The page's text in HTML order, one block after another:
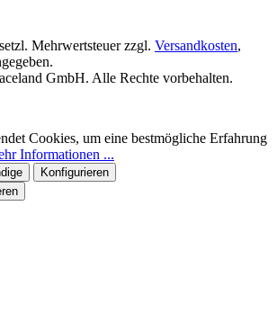
Mehrwertsteuer zzgl. Versandkosten,
GmbH. Alle Rechte vorbehalten.
Cookies, um eine bestmögliche Erfahrung
Informationen ...
Konfigurieren